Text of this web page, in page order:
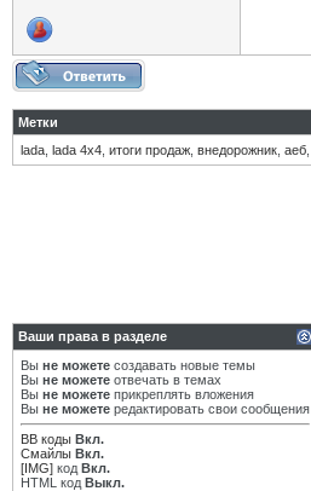
Метки
lada lada 4х4 итоги продаж внедорожник аеб
Ваши права в разделе
Вы не можете создавать новые темы
Вы не можете отвечать в темах
Вы не можете прикреплять вложения
Вы не можете редактировать свои сообщения
BB коды Вкл.
Смайлы Вкл.
[IMG] код Вкл.
HTML код Выкл.